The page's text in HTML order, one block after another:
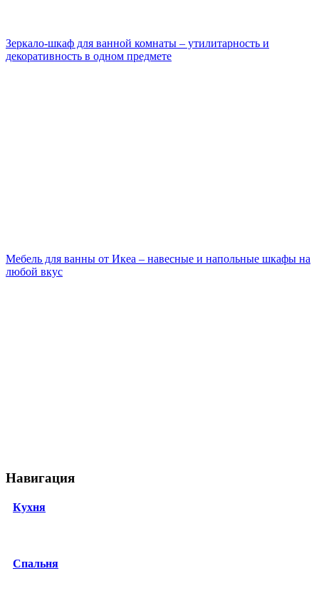
Зеркало-шкаф для ванной комнаты – утилитарность и
декоративность в одном предмете
Мебель для ванны от Икеа – навесные и напольные шкафы на
любой вкус
Навигация
Кухня
Спальня